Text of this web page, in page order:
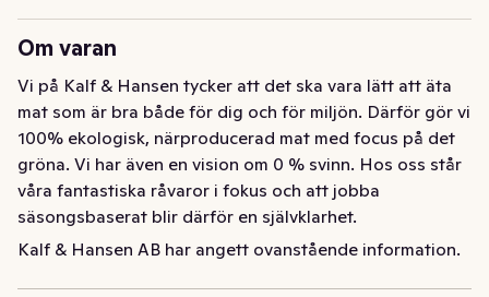
Om varan
Vi på Kalf & Hansen tycker att det ska vara lätt att äta
mat som är bra både för dig och för miljön. Därför gör vi
100% ekologisk, närproducerad mat med focus på det
gröna. Vi har även en vision om 0 % svinn. Hos oss står
våra fantastiska råvaror i fokus och att jobba
säsongsbaserat blir därför en självklarhet.
Kalf & Hansen AB har angett ovanstående information.